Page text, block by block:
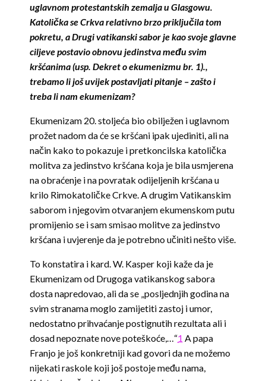
uglavnom protestantskih zemalja u Glasgowu.
Katolička se Crkva relativno brzo priključila tom
pokretu, a Drugi vatikanski sabor je kao svoje glavne
ciljeve postavio obnovu jedinstva među svim
kršćanima (usp. Dekret o ekumenizmu br. 1).,
trebamo li još uvijek postavljati pitanje – zašto i
treba li nam ekumenizam?
Ekumenizam 20. stoljeća bio obilježen i uglavnom
prožet nadom da će se kršćani ipak ujediniti, ali na
način kako to pokazuje i pretkoncilska katolička
molitva za jedinstvo kršćana koja je bila usmjerena
na obraćenje i na povratak odijeljenih kršćana u
krilo Rimokatoličke Crkve. A drugim Vatikanskim
saborom i njegovim otvaranjem ekumenskom putu
promijenio se i sam smisao molitve za jedinstvo
kršćana i uvjerenje da je potrebno učiniti nešto više.
To konstatira i kard. W. Kasper koji kaže da je
Ekumenizam od Drugoga vatikanskog sabora
dosta napredovao, ali da se „posljednjih godina na
svim stranama moglo zamijetiti zastoj i umor,
nedostatno prihvaćanje postignutih rezultata ali i
dosad nepoznate nove poteškoće,…“1 A papa
Franjo je još konkretniji kad govori da ne možemo
nijekati raskole koji još postoje među nama,